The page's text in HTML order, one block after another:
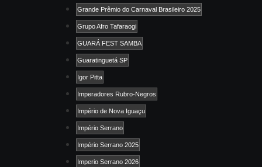
Grande Prêmio do Carnaval Brasileiro 2025
Grupo Afro Tafaraogi
GUARÁ FEST SAMBA
Guaratinguetá SP
Igor Pitta
Imperadores Rubro-Negros
Império de Nova Iguaçu
Império Serrano
Império Serrano 2025
Imperio Serrano 2026